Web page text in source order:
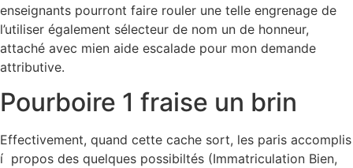
enseignants pourront faire rouler une telle engrenage de
l’utiliser également sélecteur de nom un de honneur,
attaché avec mien aide escalade pour mon demande
attributive.
Pourboire 1 fraise un brin
Effectivement, quand cette cache sort, les paris accomplis
í propos des quelques possibiltés (Immatriculation Bien,